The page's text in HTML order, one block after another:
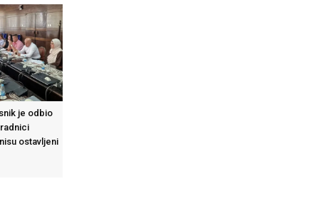
je odbio
ostavljeni